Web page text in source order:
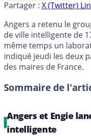
Partager : X (Twitter)
Angers a retenu le
de ville intelligente de
même temps un
indiqué jeudi les deux
des maires de France.
Sommaire de
Angers et Engie
intelligente